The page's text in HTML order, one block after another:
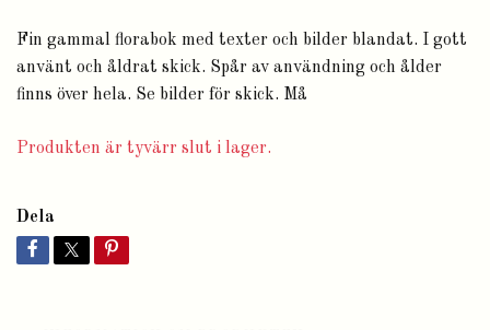
Fin gammal florabok med texter och bilder blandat. I gott
använt och åldrat skick. Spår av användning och ålder
finns över hela. Se bilder för skick. Må
Produkten är tyvärr slut i lager.
Dela